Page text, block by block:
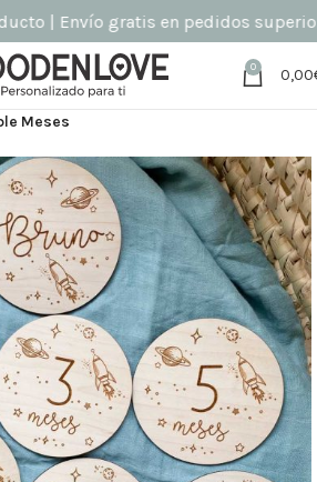
| Envío gratis en pedidos
0 0,00
Meses